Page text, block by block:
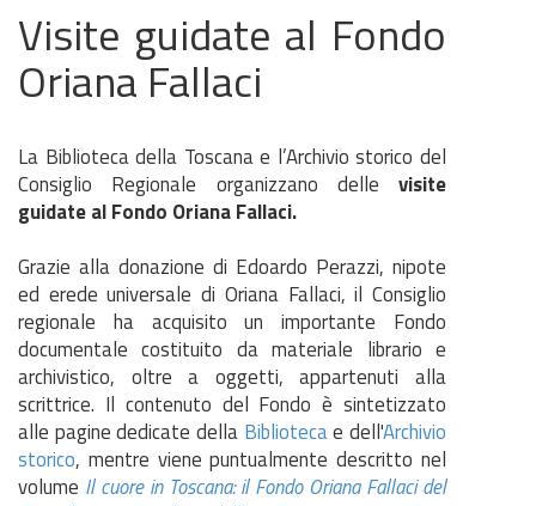
Visite guidate al Fondo
Oriana Fallaci
La Biblioteca della Toscana e l’Archivio storico del
Consiglio Regionale organizzano delle visite
guidate al Fondo Oriana Fallaci.
Grazie alla donazione di Edoardo Perazzi, nipote
ed erede universale di Oriana Fallaci, il Consiglio
regionale ha acquisito un importante Fondo
documentale costituito da materiale librario e
archivistico, oltre a oggetti, appartenuti alla
scrittrice. Il contenuto del Fondo è sintetizzato
alle pagine dedicate della Bibliotecae dell'Archivio
storico, mentre viene puntualmente descritto nel
volume Il cuore in Toscana: il Fondo Oriana Fallaci del